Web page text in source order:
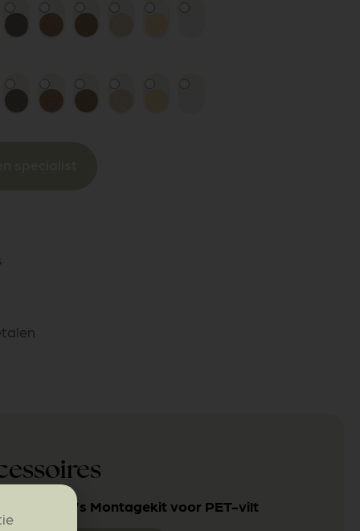
Tacito’s Montagekit voor PET-vilt